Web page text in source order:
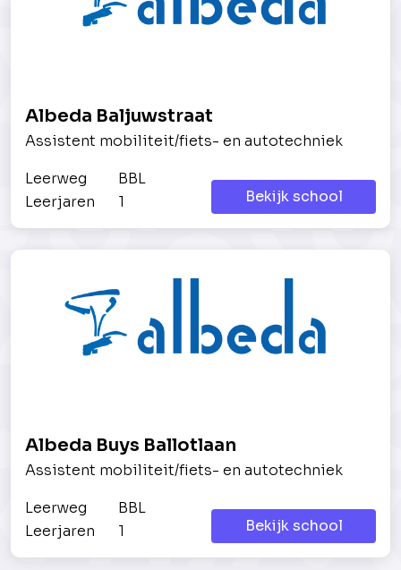
Albeda Baljuwstraat
Assistent mobiliteit/fiets- en autotechniek
Leerweg
BBL
Leerjaren
1 Bekijk school
Albeda Buys Ballotlaan
Assistent mobiliteit/fiets- en autotechniek
Leerweg
BBL
Leerjaren
1 Bekijk school